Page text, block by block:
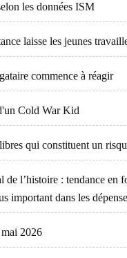
les données ISM
laisse les jeunes
commence à réagir
Cold War Kid
qui constituent un
de l’histoire : tendance en
important dans les
2026